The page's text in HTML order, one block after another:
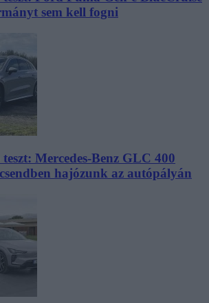
sem kell fogni
Mercedes-Benz GLC 400
hajózunk az autópályán